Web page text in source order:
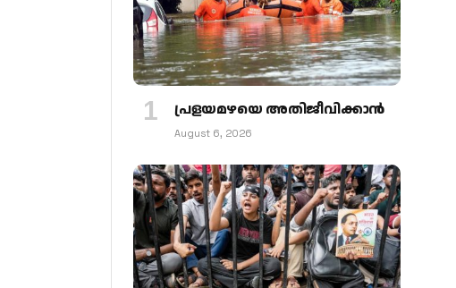
പ്രളയമഴയെ അതിജീവിക്കാന്‍
August 6, 2026